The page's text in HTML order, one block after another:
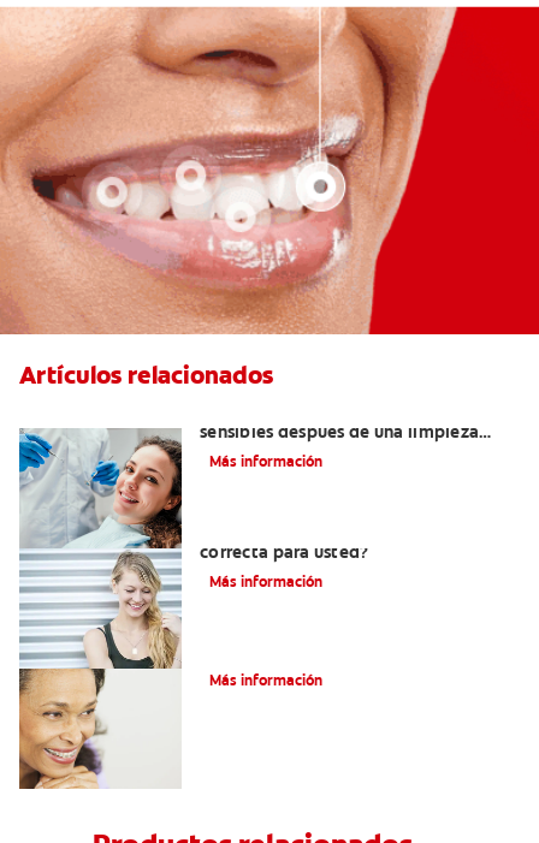
Artículos relacionados
sensibles después de una limpieza
dental?
Más información
correcta para usted?
Más información
Más información